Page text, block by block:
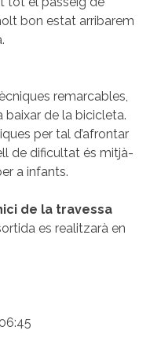
bon estat arribarem
remarcables,
de la bicicleta.
per tal d’afrontar
de dificultat és mitjà-
a infants.
de la travessa
es realitzarà en